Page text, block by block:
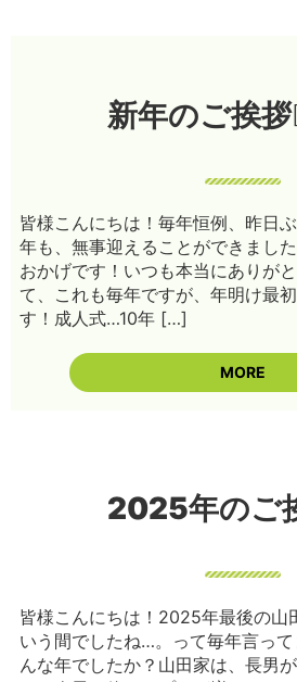
新年のご挨拶
皆様こんにちは！毎年恒例、昨日
年も、無事迎えることができまし
おかげです！いつも本当にありが
て、これも毎年ですが、年明け最
す！成人式…10年 […]
MORE
2025年のご
皆様こんにちは！2025年最後の山
いう間でしたね…。って毎年言っ
んな年でしたか？山田家は、長男